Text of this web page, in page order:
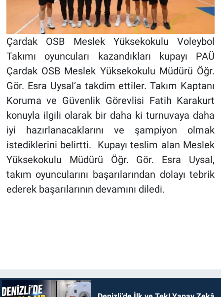
Çardak OSB Meslek Yüksekokulu Voleybol
Takımı oyuncuları kazandıkları kupayı PAÜ
Çardak OSB Meslek Yüksekokulu Müdürü Öğr.
Gör. Esra Uysal’a takdim ettiler. Takım Kaptanı
Koruma ve Güvenlik Görevlisi Fatih Karakurt
konuyla ilgili olarak bir daha ki turnuvaya daha
iyi hazırlanacaklarını ve şampiyon olmak
istediklerini belirtti. Kupayı teslim alan Meslek
Yüksekokulu Müdürü Öğr. Gör. Esra Uysal,
takım oyuncularını başarılarından dolayı tebrik
ederek başarılarının devamını diledi.